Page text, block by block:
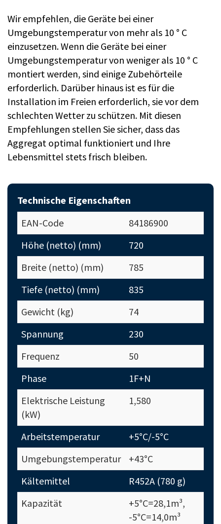
Wir empfehlen, die Geräte bei einer
Umgebungstemperatur von mehr als 10 ° C
einzusetzen. Wenn die Geräte bei einer
Umgebungstemperatur von weniger als 10 ° C
montiert werden, sind einige Zubehörteile
erforderlich. Darüber hinaus ist es für die
Installation im Freien erforderlich, sie vor dem
schlechten Wetter zu schützen. Mit diesen
Empfehlungen stellen Sie sicher, dass das
Aggregat optimal funktioniert und Ihre
Lebensmittel stets frisch bleiben.
Technische Eigenschaften
EAN-Code
84186900
Höhe (netto) (mm)
720
Breite (netto) (mm)
785
Tiefe (netto) (mm)
835
Gewicht (kg)
74
Spannung
230
Frequenz
50
Phase
1F+N
Elektrische Leistung
(kW)
1,580
Arbeitstemperatur
+5°C/-5°C
Umgebungstemperatur
+43°C
Kältemittel
R452A (780 g)
Kapazität
+5°C=28,1m³,
-5°C=14,0m³